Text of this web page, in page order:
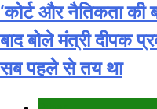
‘कोर्ट और नैतिकता की
बाद बोले मंत्री दीपक
सब पहले से तय था